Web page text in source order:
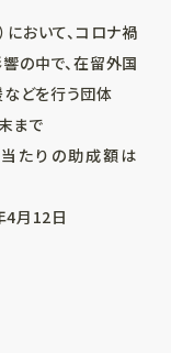
において、コロナ禍
の中で、在留外国
どを行う団体
まで
たりの助成額は
4月12日